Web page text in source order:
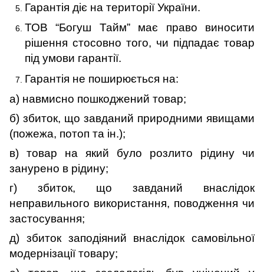
Гарантія діє на території України.
ТОВ “Богуш Тайм” має право виносити
рішення стосовно того, чи підпадає товар
під умови гарантії.
Гарантія не поширюється на:
а) навмисно пошкоджений товар;
б) збиток, що завданий природними явищами
(пожежа, потоп та ін.);
в) товар на який було розлито рідину чи
занурено в рідину;
г) збиток, що завданий внаслідок
неправильного використання, поводження чи
застосування;
д) збиток заподіяний внаслідок самовільної
модернізації товару;